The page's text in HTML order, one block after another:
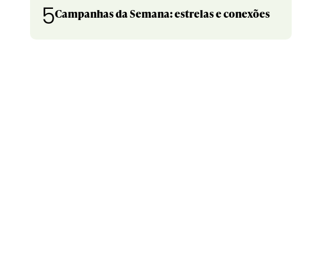
5Campanhas da Semana: estrelas e conexões